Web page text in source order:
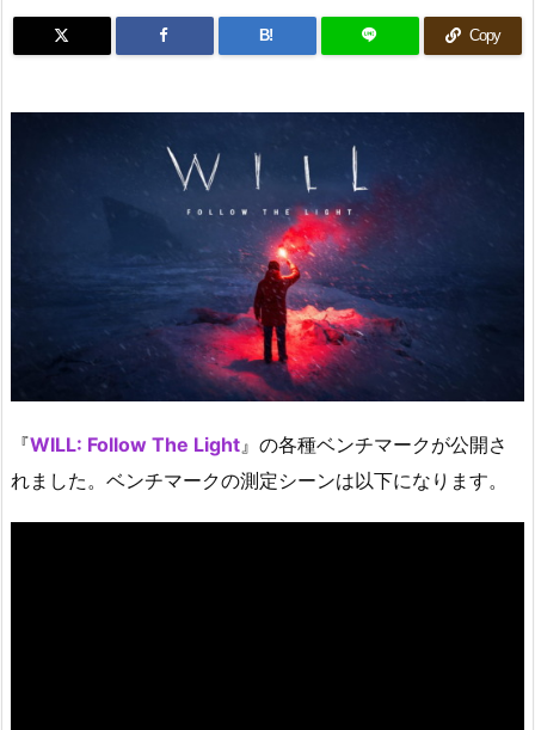
B! Copy
『WILL: Follow The Light 』の各種ベンチマークが公開さ
れました。ベンチマークの測定シーンは以下になります。